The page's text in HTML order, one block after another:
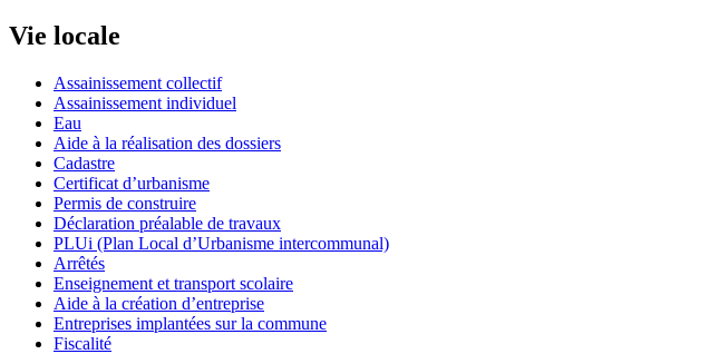
Vie locale
Assainissement collectif
Assainissement individuel
Eau
Aide à la réalisation des dossiers
Cadastre
Certificat d’urbanisme
Permis de construire
Déclaration préalable de travaux
PLUi (Plan Local d’Urbanisme intercommunal)
Arrêtés
Enseignement et transport scolaire
Aide à la création d’entreprise
Entreprises implantées sur la commune
Fiscalité